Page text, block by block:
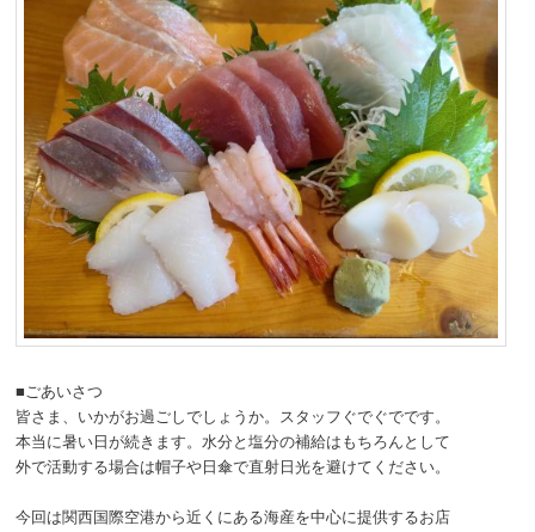
■ごあいさつ
皆さま、いかがお過ごしでしょうか。スタッフぐでぐでです。
本当に暑い日が続きます。水分と塩分の補給はもちろんとして
外で活動する場合は帽子や日傘で直射日光を避けてください。
今回は関西国際空港から近くにある海産を中心に提供するお店